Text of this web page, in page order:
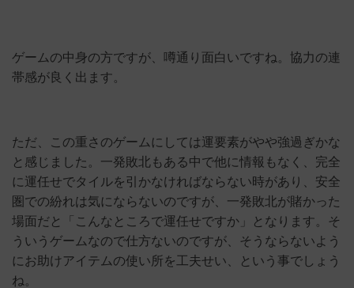
ゲームの中身の方ですが、噂通り面白いですね。協力の連
帯感が良く出ます。
ただ、この重さのゲームにしては運要素がやや強過ぎかな
と感じました。一発敗北もある中で他に情報もなく、完全
に運任せでタイルを引かなければならない時があり、安全
圏での紛れは気にならないのですが、一発敗北が賭かった
場面だと「こんなところで運任せですか」となります。そ
ういうゲームなので仕方ないのですが、そうならないよう
にお助けアイテムの使い所を工夫せい、という事でしょう
ね。